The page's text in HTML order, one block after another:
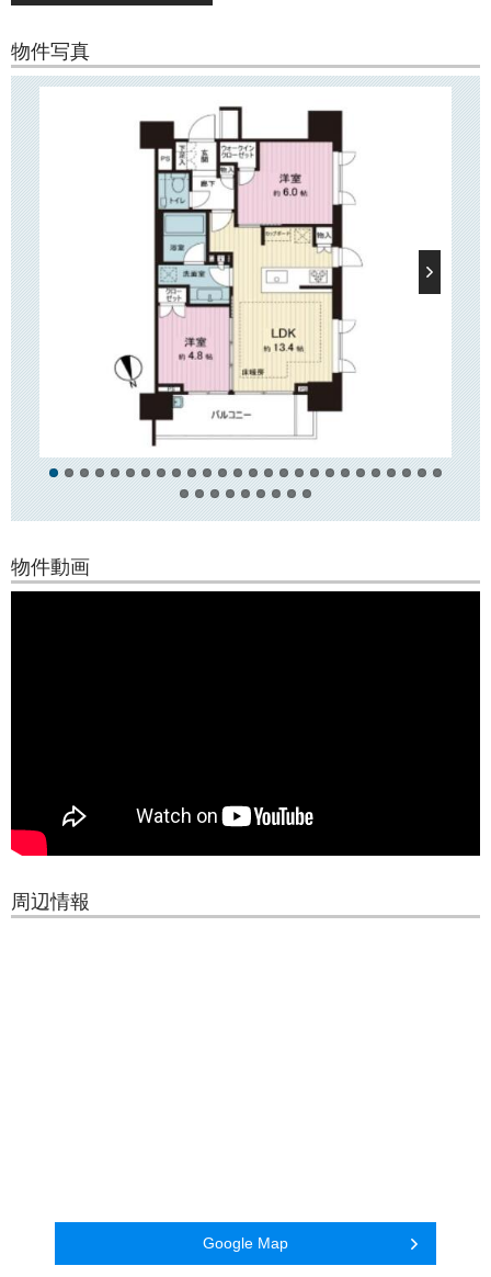
○建物情報○
文京区湯島2丁目の高級分譲賃貸マンション「セントラルレジデンス御茶
ノ水ヒルトップ」。
東京メトロ千代田線「湯島」駅徒歩6分！
そのほか「御茶ノ水」駅・「本郷三丁目」駅など、徒歩15分圏内に12駅
モノトーンを基調としたシャープな外観が目を惹く、地上14階建てのマ
BGMの流れる1階エントランスやホテルライクな内廊下など、分譲ならで
TVモニターつきオートロックや宅配ボックスなど、嬉しい設備も揃って
近隣には湯島天神や神田明神をはじめとした、歴史ある神社仏閣が点在
御茶ノ水エリア・秋葉原エリアも生活圏内ですので、目的に応じた使い
物件写真
物件動画
周辺情報
Google Map